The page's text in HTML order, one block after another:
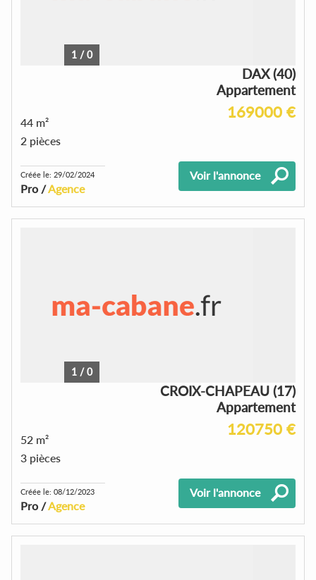
1 /0
DAX (40)
Appartement
169000 €
44 m²
2 pièces
Créée le: 29/02/2024
Pro /Agence
Voir l'annonce
1 /0
CROIX-CHAPEAU (17)
Appartement
120750 €
52 m²
3 pièces
Créée le: 08/12/2023
Pro /Agence
Voir l'annonce